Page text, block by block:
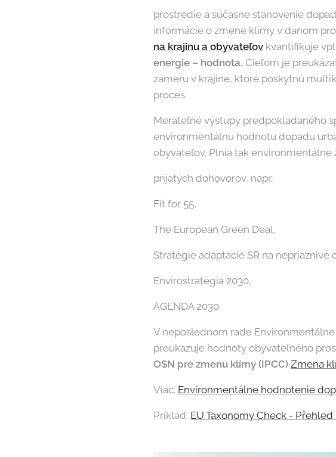
prostredie a súčasne stanovenie
informácie o zmene klímy v danom
na krajinu a obyvateľov kvantifikuje
energie – hodnota. Cieľom je
zámeru v krajine, ktoré poskytnú
proces.
Merateľné výstupy predpokladaného
environmentálnu hodnotu dopadu
obyvateľov. Plnia tak
prijatých dohovorov, napr.:
Fit for 55,
The European Green Deal,
Stratégie adaptácie SR na
Envirostratégia 2030,
AGENDA 2030.
V neposlednom rade
preukazuje hodnoty obývateľného
OSN pre zmenu klímy (IPCC) Zmena
Viac: Environmentálne hodnotenie
Príklad: EU Taxonomy Check - Přehled